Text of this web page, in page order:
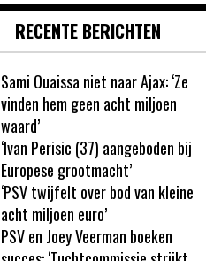
RECENTE BERICHTEN
Sami Ouaissa niet naar Ajax: ‘Ze
vinden hem geen acht miljoen
waard’
‘Ivan Perisic (37) aangeboden bij
Europese grootmacht’
‘PSV twijfelt over bod van kleine
acht miljoen euro’
PSV en Joey Veerman boeken